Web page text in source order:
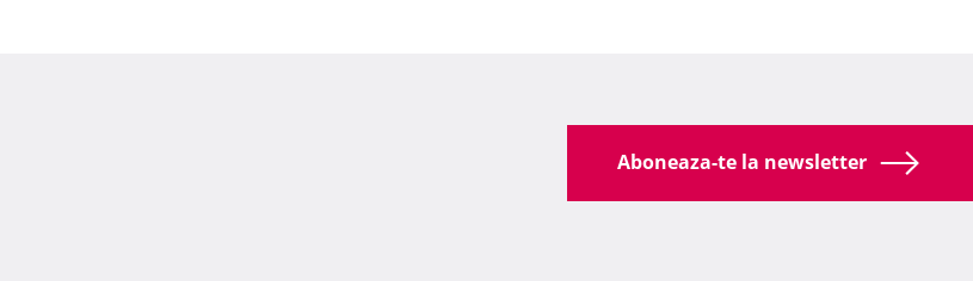
Aboneaza-te la newsletter